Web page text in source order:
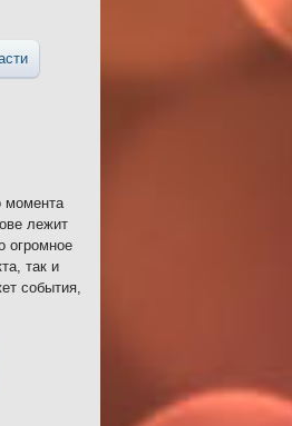
момента
лежит
огромное
так и
события,